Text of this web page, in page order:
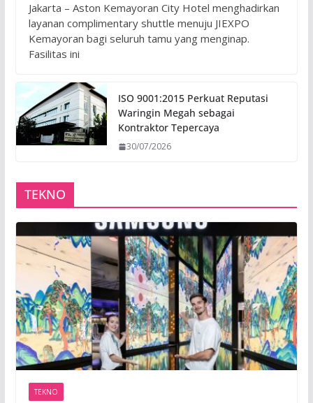
Jakarta – Aston Kemayoran City Hotel menghadirkan
layanan complimentary shuttle menuju JIEXPO
Kemayoran bagi seluruh tamu yang menginap.
Fasilitas ini
ISO 9001:2015 Perkuat Reputasi
Waringin Megah sebagai
Kontraktor Tepercaya
30/07/2026
TEKNO
TEKNO